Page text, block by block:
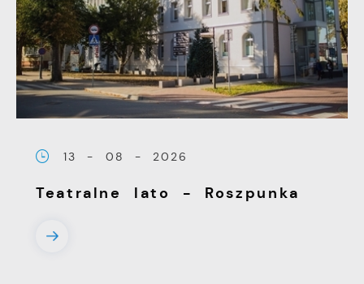
13 - 08 - 2026
Teatralne lato - Roszpunka